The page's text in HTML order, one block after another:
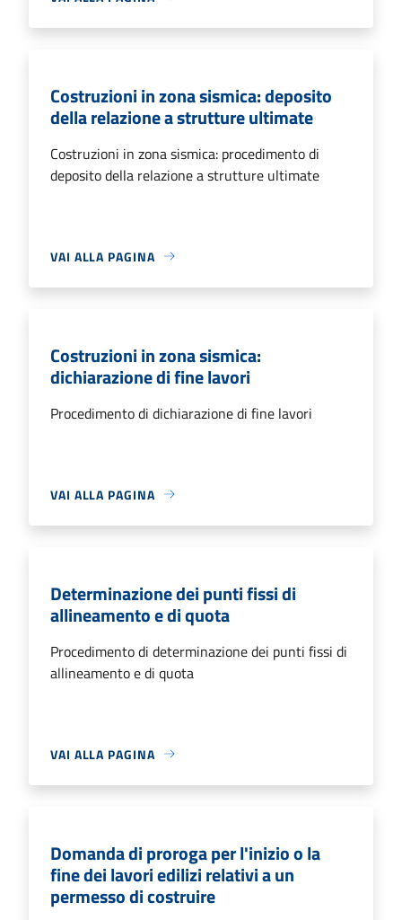
Costruzioni in zona sismica: deposito
della relazione a strutture ultimate
Costruzioni in zona sismica: procedimento di
deposito della relazione a strutture ultimate
VAI ALLA PAGINA
Costruzioni in zona sismica:
dichiarazione di fine lavori
Procedimento di dichiarazione di fine lavori
VAI ALLA PAGINA
Determinazione dei punti fissi di
allineamento e di quota
Procedimento di determinazione dei punti fissi di
allineamento e di quota
VAI ALLA PAGINA
Domanda di proroga per l'inizio o la
fine dei lavori edilizi relativi a un
permesso di costruire